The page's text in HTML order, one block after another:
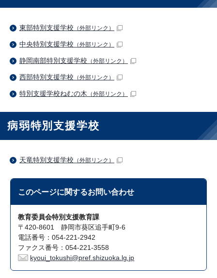
東部特別支援学校 （外部リンク）
中央特別支援学校 （外部リンク）
静岡南部特別支援学校 （外部リンク）
西部特別支援学校 （外部リンク）
特別支援学校ねむの木 （外部リンク）
病弱特別支援学校
天竜特別支援学校 （外部リンク）
このページに関するお問い合わせ
教育委員会特別支援教育課
〒420-8601 静岡市葵区追手町9-6
電話番号：054-221-2942
ファクス番号：054-221-3558
kyoui_tokushi@pref.shizuoka.lg.jp